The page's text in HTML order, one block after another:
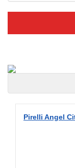
Nankang
Pirelli
PMT
Pirelli Angel